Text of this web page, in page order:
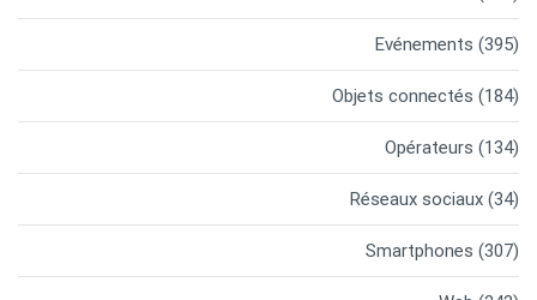
Evénements (395)
Objets connectés (184)
Opérateurs (134)
Réseaux sociaux (34)
Smartphones (307)